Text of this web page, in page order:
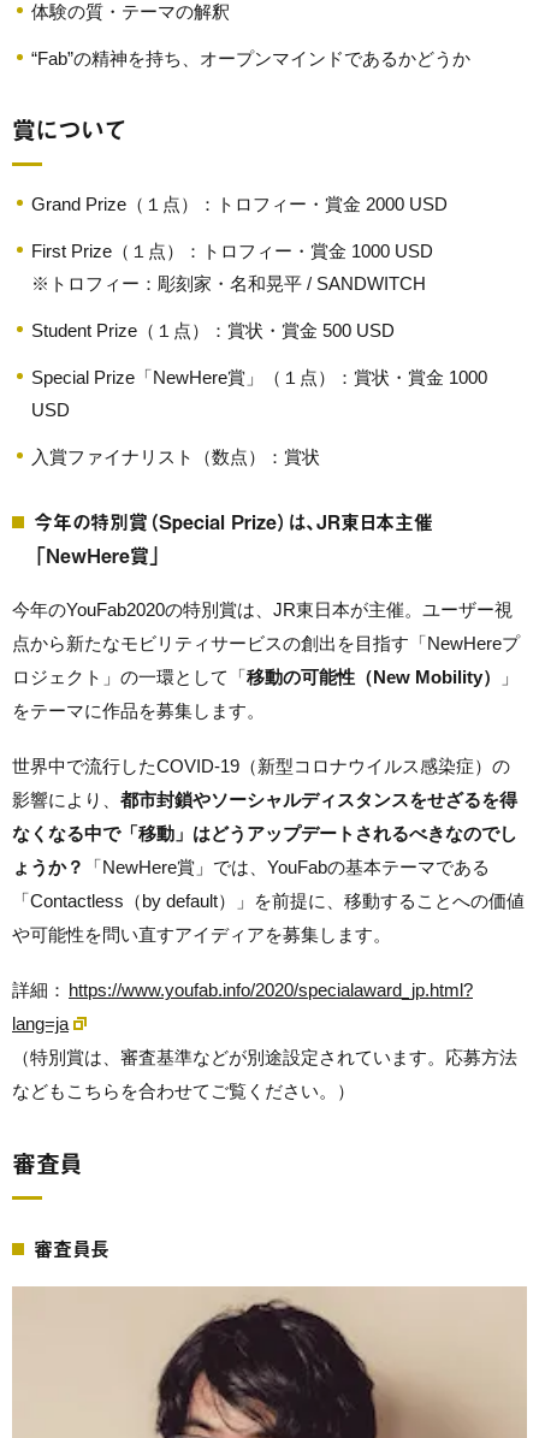
体験の質・テーマの解釈
“Fab”の精神を持ち、オープンマインドであるかどうか
賞について
Grand Prize（１点）：トロフィー・賞金 2000 USD
First Prize（１点）：トロフィー・賞金 1000 USD
※トロフィー：彫刻家・名和晃平 / SANDWITCH
Student Prize（１点）：賞状・賞金 500 USD
Special Prize「NewHere賞」（１点）：賞状・賞金 1000
USD
入賞ファイナリスト（数点）：賞状
今年の特別賞（Special Prize）は、JR東日本主催
「NewHere賞」
今年のYouFab2020の特別賞は、JR東日本が主催。ユーザー視
点から新たなモビリティサービスの創出を目指す「NewHereプ
ロジェクト」の一環として「移動の可能性（New Mobility）
」
をテーマに作品を募集します。
世界中で流行したCOVID-19（新型コロナウイルス感染症）の
影響により、 都市封鎖やソーシャルディスタンスをせざるを得
なくなる中で「移動」はどうアップデートされるべきなのでし
ょうか？
「NewHere賞」では、YouFabの基本テーマである
「Contactless（by default）」を前提に、移動することへの価値
や可能性を問い直すアイディアを募集します。
詳細： https://www.youfab.info/2020/specialaward_jp.html?
lang=ja
（特別賞は、審査基準などが別途設定されています。応募方法
などもこちらを合わせてご覧ください。）
審査員
審査員長